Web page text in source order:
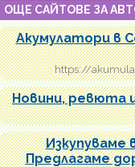
ОЩЕ САЙТОВЕ ЗА
Акумулатори в
https://
Новини, ревюта
Изкупуваме
Предлагаме